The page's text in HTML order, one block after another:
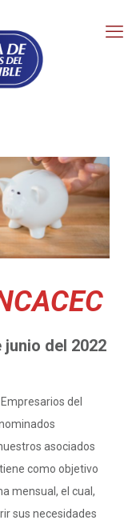
del 2022
del
asociados
como objetivo
mensual, el cual,
sus necesidades